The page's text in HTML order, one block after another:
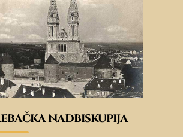
nadbiskupija